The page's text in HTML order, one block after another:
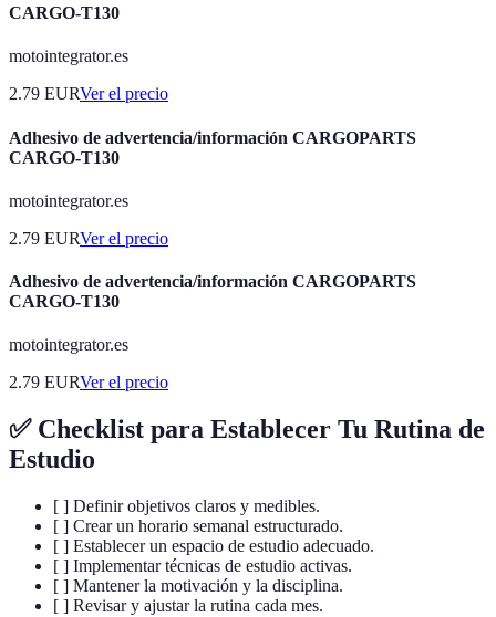
CARGO-T130
motointegrator.es
2.79 EURVer el precio
Adhesivo de advertencia/información CARGOPARTS
CARGO-T130
motointegrator.es
2.79 EURVer el precio
Adhesivo de advertencia/información CARGOPARTS
CARGO-T130
motointegrator.es
2.79 EURVer el precio
✅ Checklist para Establecer Tu Rutina de
Estudio
[ ] Definir objetivos claros y medibles.
[ ] Crear un horario semanal estructurado.
[ ] Establecer un espacio de estudio adecuado.
[ ] Implementar técnicas de estudio activas.
[ ] Mantener la motivación y la disciplina.
[ ] Revisar y ajustar la rutina cada mes.